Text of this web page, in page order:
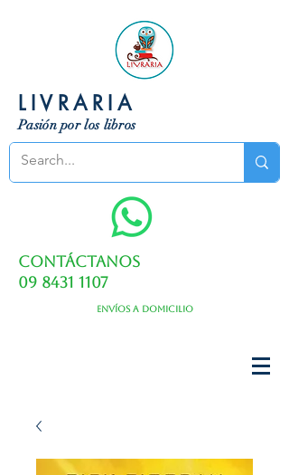
LIVRARIA
Pasión por los libros
Contáctanos
09 8431 1107
Envíos a domicilio